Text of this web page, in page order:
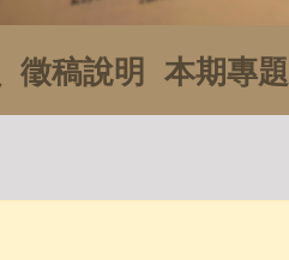
徵稿說明 本期專題